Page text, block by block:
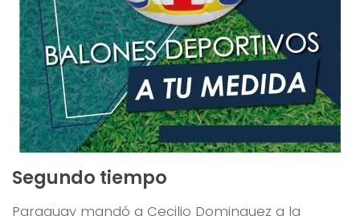
Segundo tiempo
Paraguay mandó a Cecilio Dominguez a la